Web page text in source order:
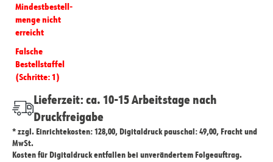
Mindest­­bestell­­
menge nicht
erreicht
Falsche
Bestellstaffel
(Schritte: 1)
Lieferzeit: ca. 10-15 Arbeitstage nach
Druckfreigabe
* zzgl. Einrichtekosten: 128,00, Digitaldruck pauschal: 49,00, Fracht und
MwSt.
Kosten für Digitaldruck entfallen bei unverändertem Folgeauftrag.